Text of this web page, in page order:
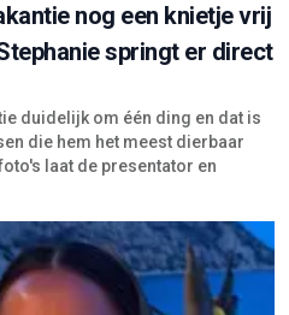
nog een knietje vrij
springt er direct
duidelijk om één ding en dat is
die hem het meest dierbaar
laat de presentator en